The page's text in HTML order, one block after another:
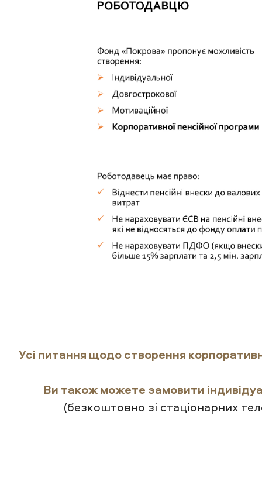
Усі питання щодо створення
Ви також можете замовити
(безкоштовно зі стаціонарних